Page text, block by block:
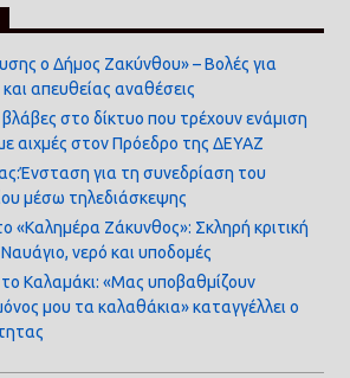
ο Δήμος Ζακύνθου» – Βολές για
και απευθείας αναθέσεις
στο δίκτυο που τρέχουν ενάμιση
αιχμές στον Πρόεδρο της ΔΕΥΑΖ
για τη συνεδρίαση του
μέσω τηλεδιάσκεψης
«Καλημέρα Ζάκυνθος»: Σκληρή κριτική
νερό και υποδομές
Καλαμάκι: «Μας υποβαθμίζουν
μου τα καλαθάκια» καταγγέλλει ο